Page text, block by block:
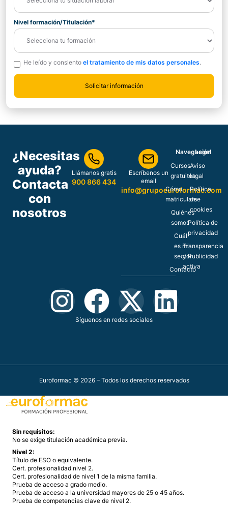
Nivel formación/Titulación*
He leído y consiento el tratamiento de mis datos personales.
¿Necesitas
ayuda?
Contacta
con
nosotros
Llámanos gratis
900 866 434
Escríbenos un
email
info@grupoeuroformac.com
Navegación
Cursos
gratuitos
Cómo
matricularse
Quiénes
somos
Cuál
es mi
sector
Contacto
Legal
Aviso
legal
Política
de
cookies
Política de
privacidad
Transparencia
y Publicidad
activa
Síguenos en redes sociales
Euroformac © 2026 – Todos los derechos reservados
Sin requisitos:
No se exige titulación académica previa.
Nivel 2:
Título de ESO o equivalente.
Cert. profesionalidad nivel 2.
Cert. profesionalidad de nivel 1 de la misma familia.
Prueba de acceso a grado medio.
Prueba de acceso a la universidad mayores de 25 o 45 años.
Prueba de competencias clave de nivel 2.